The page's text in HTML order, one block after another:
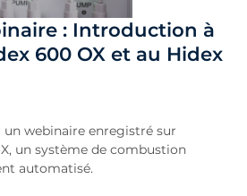
: Introduction à
600 OX et au Hidex
webinaire enregistré sur
un système de combustion
automatisé.